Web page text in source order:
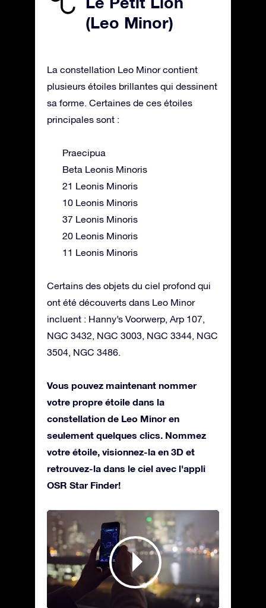
(Leo Minor)
La constellation Leo Minor contient
plusieurs étoiles brillantes qui dessinent
sa forme. Certaines de ces étoiles
principales sont :
Praecipua
Beta Leonis Minoris
21 Leonis Minoris
10 Leonis Minoris
37 Leonis Minoris
20 Leonis Minoris
11 Leonis Minoris
Certains des objets du ciel profond qui
ont été découverts dans Leo Minor
incluent : Hanny’s Voorwerp, Arp 107,
NGC 3432, NGC 3003, NGC 3344, NGC
3504, NGC 3486.
Vous pouvez maintenant nommer
votre propre étoile dans la
constellation de Leo Minor en
seulement quelques clics. Nommez
votre étoile, visionnez-la en 3D et
retrouvez-la dans le ciel avec l'appli
OSR Star Finder!